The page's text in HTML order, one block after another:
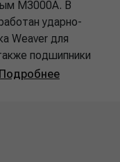
M3000А. В
ударно-
Weaver для
подшипники
Подробнее